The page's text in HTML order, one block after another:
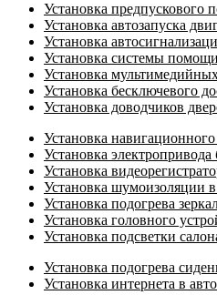
Установка предпускового
Установка автозапуска
Установка
Установка системы
Установка
Установка бесключевого
Установка доводчиков
Установка
Установка
Установка
Установка шумоизоляции
Установка подогрева
Установка головного
Установка подсветки
Установка подогрева
Установка интернета в